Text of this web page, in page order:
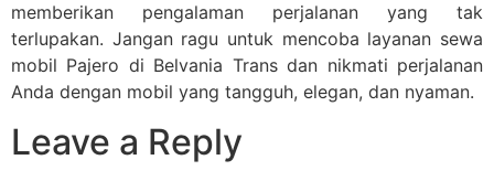
memberikan pengalaman perjalanan yang tak
terlupakan. Jangan ragu untuk mencoba layanan sewa
mobil Pajero di Belvania Trans dan nikmati perjalanan
Anda dengan mobil yang tangguh, elegan, dan nyaman.
Leave a Reply